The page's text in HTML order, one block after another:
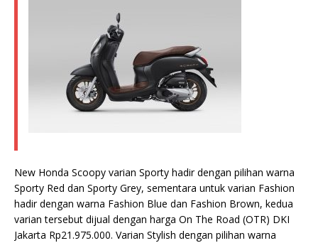
New Honda Scoopy varian Sporty hadir dengan pilihan warna
Sporty Red dan Sporty Grey, sementara untuk varian Fashion
hadir dengan warna Fashion Blue dan Fashion Brown, kedua
varian tersebut dijual dengan harga On The Road (OTR) DKI
Jakarta Rp21.975.000. Varian Stylish dengan pilihan warna